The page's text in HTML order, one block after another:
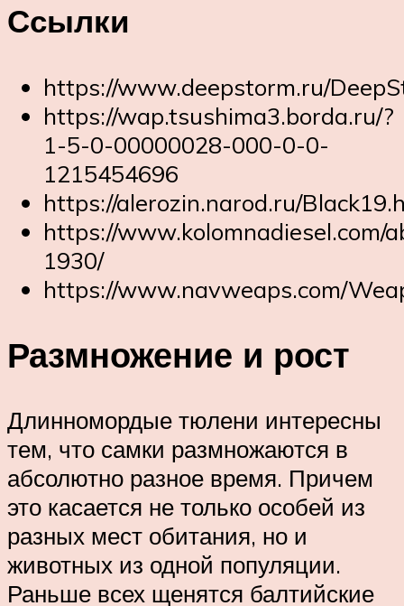
Ссылки
https://www.deepstorm.ru/
https://wap.tsushima3.borda.ru/?
1-5-0-00000028-000-0-0-
1215454696
https://alerozin.narod.ru/
https://www.kolomnadiesel.com/
1930/
https://www.navweaps.com/
Размножение и рост
Длинномордые тюлени интересны
тем, что самки размножаются в
абсолютно разное время. Причем
это касается не только особей из
разных мест обитания, но и
животных из одной популяции.
Раньше всех щенятся балтийские